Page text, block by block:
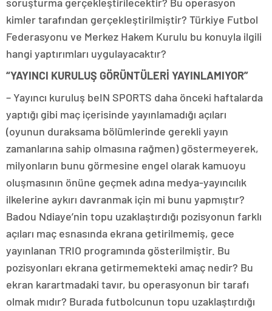
kimler tarafından gerçekleştirilmiştir? Türkiye Futbol
Federasyonu ve Merkez Hakem Kurulu bu konuyla ilgili
hangi yaptırımları uygulayacaktır?
“YAYINCI KURULUŞ GÖRÜNTÜLERİ YAYINLAMIYOR”
– Yayıncı kuruluş beIN SPORTS daha önceki haftalarda
yaptığı gibi maç içerisinde yayınlamadığı açıları
(oyunun duraksama bölümlerinde gerekli yayın
zamanlarına sahip olmasına rağmen) göstermeyerek,
milyonların bunu görmesine engel olarak kamuoyu
oluşmasının önüne geçmek adına medya-yayıncılık
ilkelerine aykırı davranmak için mi bunu yapmıştır?
Badou Ndiaye’nin topu uzaklaştırdığı pozisyonun farklı
açıları maç esnasında ekrana getirilmemiş, gece
yayınlanan TRIO programında gösterilmiştir. Bu
pozisyonları ekrana getirmemekteki amaç nedir? Bu
ekran karartmadaki tavır, bu operasyonun bir tarafı
olmak mıdır? Burada futbolcunun topu uzaklaştırdığı